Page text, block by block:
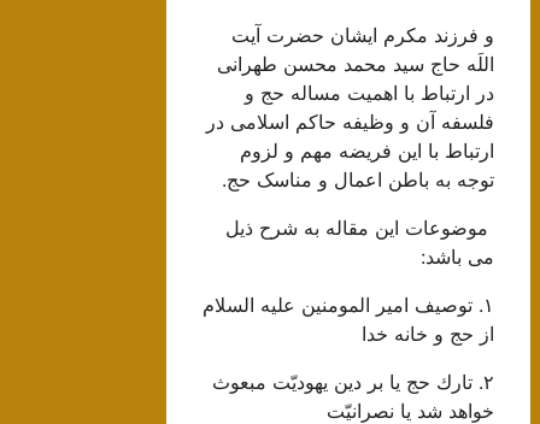
و فرزند مکرم ایشان حضرت آیت
اللَه حاج سید محمد محسن طهرانی
در ارتباط با اهمیت مساله حج و
فلسفه آن و وظیفه حاکم اسلامی در
ارتباط با این فریضه مهم و لزوم
توجه به باطن اعمال و مناسک حج.
موضوعات این مقاله به شرح ذیل
می باشد:
١. توصيف امير المومنين عليه السلام
از حج و خانه خدا
٢. تارك حج يا بر دين يهوديّت مبعوث
خواهد شد يا نصرانيّت‌